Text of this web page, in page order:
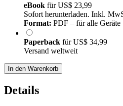
eBook fürUS$ 23,99
Sofort herunterladen. Inkl.
Format: PDF – für alle Geräte
Paperback fürUS$ 34,99
Versand weltweit
In den Warenkorb
Details